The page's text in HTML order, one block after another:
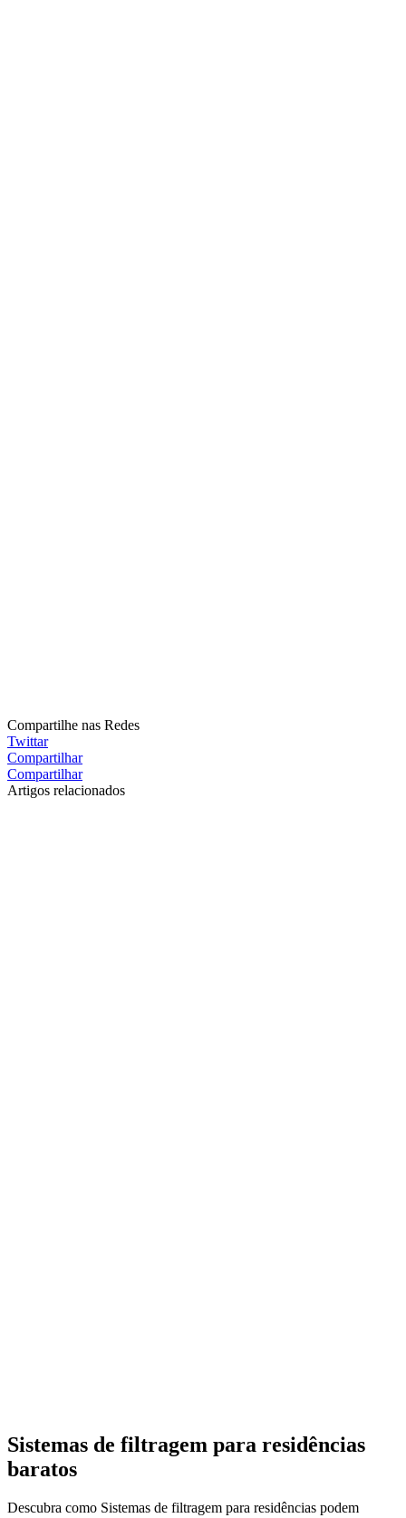
Compartilhe nas Redes
Twittar
Compartilhar
Compartilhar
Artigos relacionados
Sistemas de filtragem para residências
baratos
Descubra como Sistemas de filtragem para residências podem